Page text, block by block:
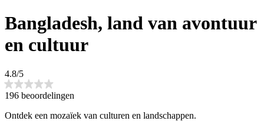
Bangladesh, land van avontuur
en cultuur
4.8/5
196 beoordelingen
Ontdek een mozaïek van culturen en landschappen.